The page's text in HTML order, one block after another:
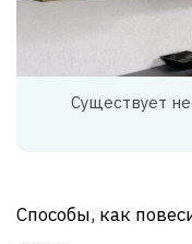
Существует
Способы, как